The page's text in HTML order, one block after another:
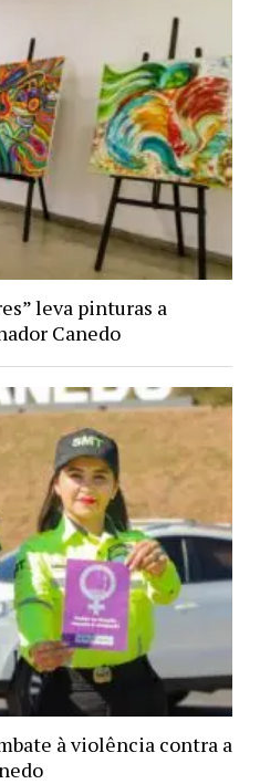
leva pinturas a
Canedo
à violência contra a